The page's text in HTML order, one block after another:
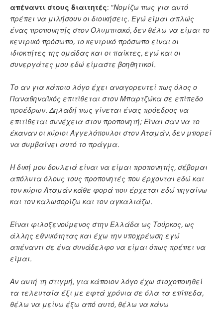
απέναντι στους διαιτητές: “Νομίζω πως για αυτό
πρέπει να μιλήσουν οι διοικήσεις. Εγώ είμαι απλώς
ένας προπονητής στον Ολυμπιακό, δεν θέλω να είμαι το
κεντρικό πρόσωπο, το κεντρικό πρόσωπο είναι οι
ιδιοκτήτες της ομάδας και οι παίκτες, εγώ και οι
συνεργάτες μου εδώ είμαστε βοηθητικοί.
Το αν για κάποιο λόγο έχει αναγορευτεί πως όλος ο
Παναθηναϊκός επιτίθεται στον Μπαρτζώκα σε επίπεδο
προέδρων. Δηλαδή πως γίνεται ένας πρόεδρος να
επιτίθεται συνέχεια στον προπονητή; Είναι σαν να το
έκαναν οι κύριοι Αγγελόπουλοι στον Αταμάν, δεν μπορεί
να συμβαίνει αυτό το πράγμα.
Η δική μου δουλειά είναι να είμαι προπονητής, σέβομαι
απόλυτα όλους τους προπονητές που έρχονται εδώ και
τον κύριο Αταμάν κάθε φορά που έρχεται εδώ πηγαίνω
και τον καλωσορίζω και τον αγκαλιάζω.
Είναι φιλοξενούμενος στην Ελλάδα ως Τούρκος, ως
άλλης εθνικότητας και έχω την υποχρέωση εγώ
απέναντι σε ένα συνάδελφο να είμαι όπως πρέπει να
είμαι.
Αν αυτή τη στιγμή, για κάποιον λόγο έχω στοχοποιηθεί
τα τελευταία έξι με εφτά χρόνια σε όλα τα επίπεδα,
θέλω να μείνω έξω από αυτό, θέλω να κάνω